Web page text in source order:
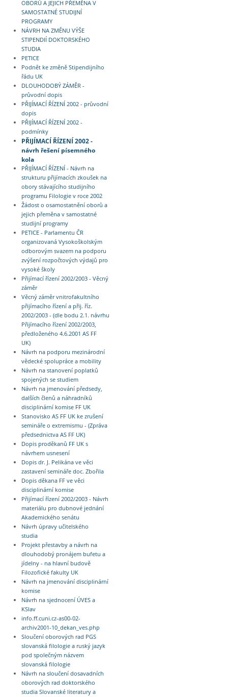
OBORŮ A JEJICH PŘEMĚNA V
SAMOSTATNÉ STUDIJNÍ
PROGRAMY
NÁVRH NA ZMĚNU VÝŠE
STIPENDIÍ DOKTORSKÉHO
STUDIA
PETICE
Podnět ke změně Stipendijního
řádu UK
DLOUHODOBÝ ZÁMĚR -
průvodní dopis
PŘIJÍMACÍ ŘÍZENÍ 2002 - průvodní
dopis
PŘIJÍMACÍ ŘÍZENÍ 2002 -
podmínky
PŘIJÍMACÍ ŘÍZENÍ 2002 -
návrh řešení písemného
kola
PŘIJÍMACÍ ŘÍZENÍ - Návrh na
strukturu přijímacích zkoušek na
obory stávajícího studijního
programu Filologie v roce 2002
Žádost o osamostatnění oborů a
jejich přeměna v samostatné
studijní programy
PETICE - Parlamentu ČR
organizovaná Vysokoškolským
odborovým svazem na podporu
zvýšení rozpočtových výdajů pro
vysoké školy
Přijímací řízení 2002/2003 - Věcný
záměr
Věcný záměr vnitrofakultního
přijímacího řízení a přij. říz.
2002/2003 - (dle bodu 2.1. návrhu
Přijímacího řízení 2002/2003,
předloženého 4.6.2001 AS FF
UK)
Návrh na podporu mezinárodní
vědecké spolupráce a mobility
Návrh na stanovení poplatků
spojených se studiem
Návrh na jmenování předsedy,
dalších členů a náhradníků
disciplinární komise FF UK
Stanovisko AS FF UK ke zrušení
semináře o extremismu - (Zpráva
předsednictva AS FF UK)
Dopis proděkanů FF UK s
návrhem usnesení
Dopis dr. J. Pelikána ve věci
zastavení semináře doc. Zbořila
Dopis děkana FF ve věci
disciplinární komise
Přijímací řízení 2002/2003 - Návrh
materiálu pro dubnové jednání
Akademického senátu
Návrh úpravy učitelského
studia
Projekt přestavby a návrh na
dlouhodobý pronájem bufetu a
jídelny - na hlavní budově
Filozofické fakulty UK
Návrh na jmenování disciplinární
komise
Návrh na sjednocení ÚVES a
KSlav
info.ff.cuni.cz-as00-02-
archiv2001-10_dekan_ves.php
Sloučení oborových rad PGS
slovanská filologie a ruský jazyk
pod společným názvem
slovanská filologie
Návrh na sloučení dosavadních
oborových rad doktorského
studia Slovanské literatury a